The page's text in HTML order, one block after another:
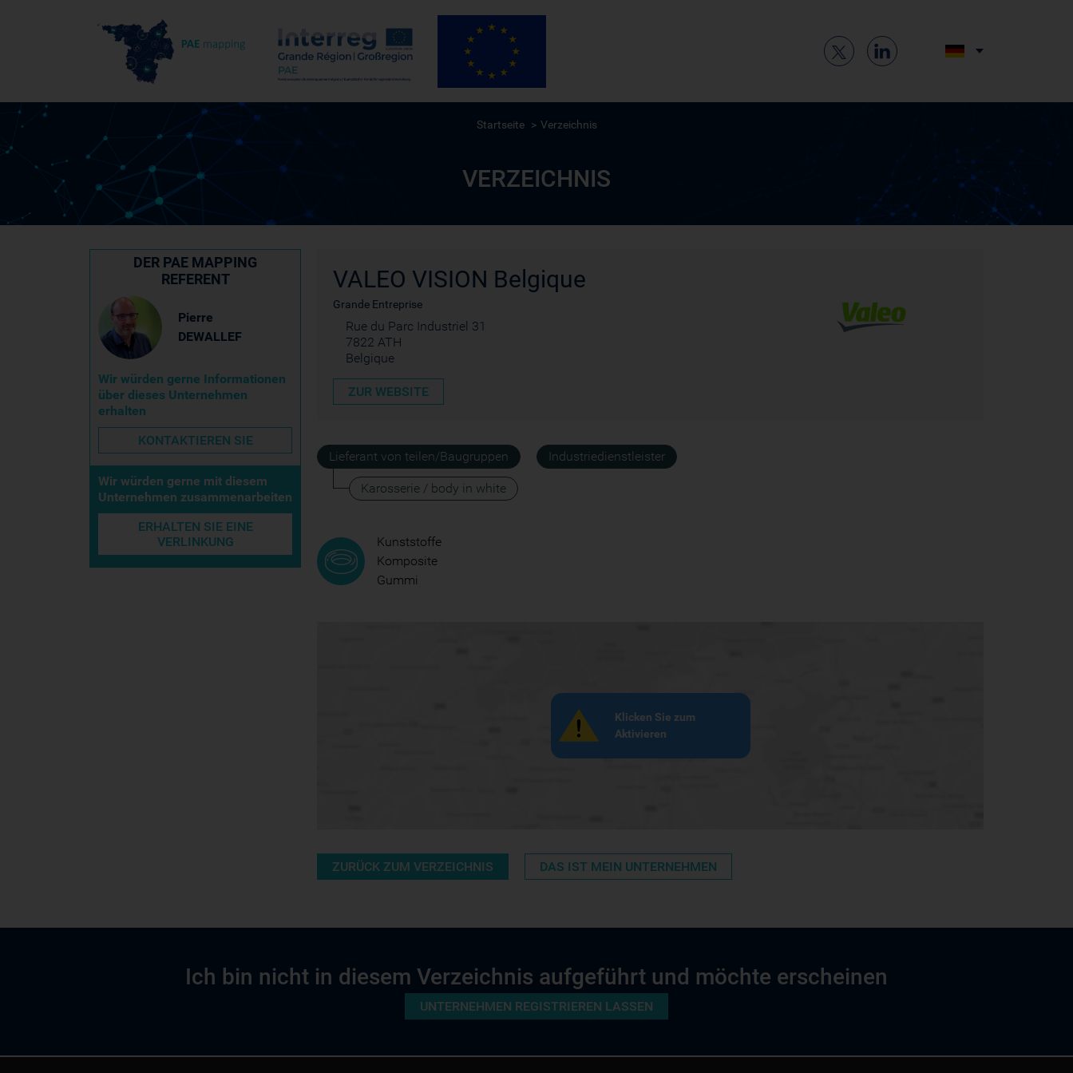
Startseite Verzeichnis
VERZEICHNIS
VALEO VISION Belgique
Grande Entreprise
Rue du Parc Industriel 31
7822 ATH
Belgique
ZUR WEBSITE
Industriedienstleister
Lieferant von teilen/Baugruppen
Karosserie / body in white
Kunststoffe
Komposite
Gummi
Klicken Sie zum
Aktivieren
DAS IST MEIN UNTERNEHMEN
ZURÜCK ZUM VERZEICHNIS
DER PAE MAPPING
REFERENT
Pierre
DEWALLEF
Wir würden gerne Informationen
über dieses Unternehmen
erhalten
KONTAKTIEREN SIE
Wir würden gerne mit diesem
Unternehmen zusammenarbeiten
ERHALTEN SIE EINE
VERLINKUNG
Ich bin nicht in diesem Verzeichnis aufgeführt und möchte erscheinen
UNTERNEHMEN REGISTRIEREN LASSEN